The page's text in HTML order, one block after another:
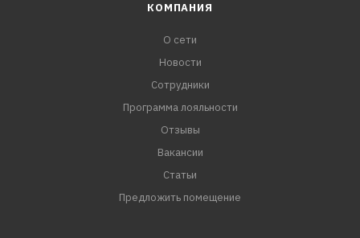
КОМПАНИЯ
О сети
Новости
Сотрудники
Программа лояльности
Отзывы
Вакансии
Статьи
Предложить помещение